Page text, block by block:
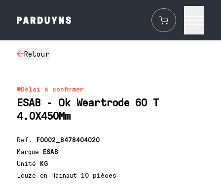
Retour
Délai à confirmer
ESAB - Ok Weartrode 60 T
4.0X450Mm
Ref. F0002_8478404020
Marque ESAB
Unité KG
Leuze-en-Hainaut 10 pièces